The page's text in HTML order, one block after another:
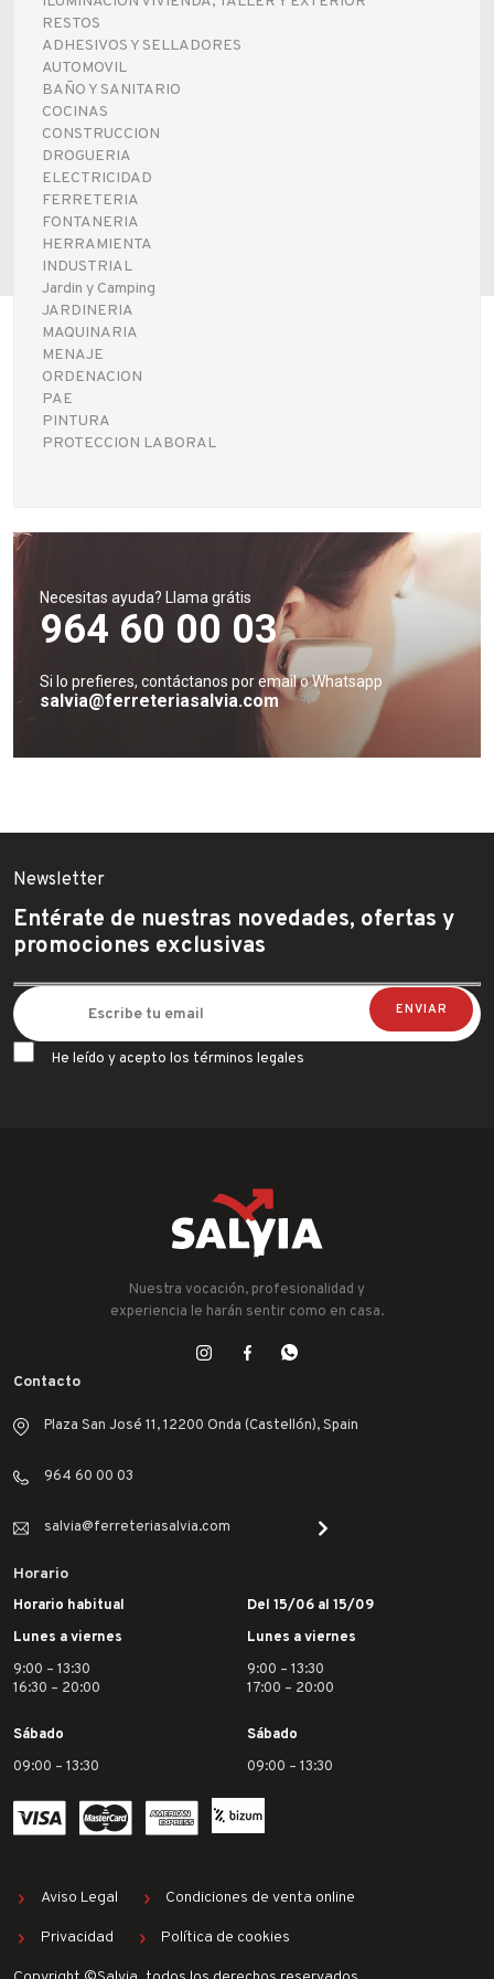
Fabricantes
Conócenos
Blog
FAQ’s
Contacto
RESTOS
ADHESIVOS Y SELLADORES
AUTOMOVIL
BAÑO Y SANITARIO
COCINAS
CONSTRUCCION
DROGUERIA
ELECTRICIDAD
FERRETERIA
FONTANERIA
HERRAMIENTA
INDUSTRIAL
Jardin y Camping
JARDINERIA
MAQUINARIA
MENAJE
ORDENACION
PAE
PINTURA
PROTECCION LABORAL
Necesitas ayuda? Llama grátis
964 60 00 03
Si lo prefieres, contáctanos por email o Whatsapp
salvia@ferreteriasalvia.com
Newsletter
Entérate de nuestras novedades, ofertas y
promociones exclusivas
He leído y acepto los términos legales
Nuestra vocación, profesionalidad y
experiencia le harán sentir como en casa.
Contacto
Plaza San José 11, 12200 Onda (Castellón), Spain
964 60 00 03
salvia@ferreteriasalvia.com
Horario
Horario habitual
Lunes a viernes
9:00 – 13:30
16:30 – 20:00
Sábado
09:00 – 13:30
Del 15/06 al 15/09
Lunes a viernes
9:00 – 13:30
17:00 – 20:00
Sábado
09:00 – 13:30
Aviso Legal Condiciones de venta online
Privacidad Política de cookies